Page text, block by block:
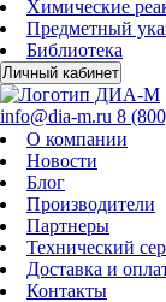
Химические
Предметный
Библиотека
Личный кабинет
info@dia-m.ru 8
О компании
Новости
Блог
Производители
Партнеры
Технический
Доставка и
Контакты